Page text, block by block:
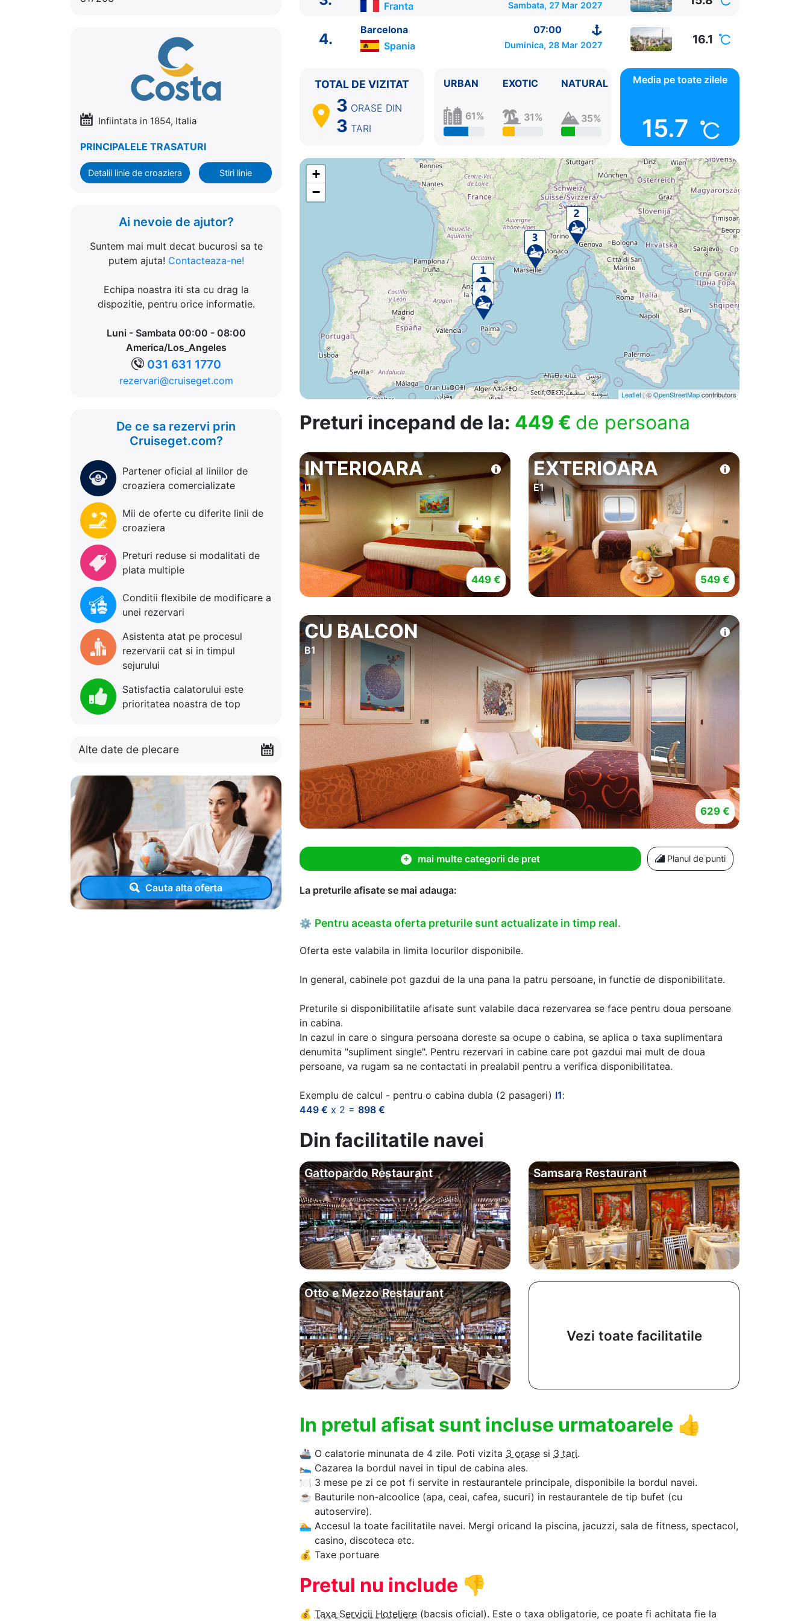
Infiintata in 1854, Italia
PRINCIPALELE TRASATURI
Detalii linie de croaziera Stiri linie
Ai nevoie de ajutor?
Suntem mai mult decat bucurosi sa te
putem ajuta! Contacteaza-ne!
Echipa noastra iti sta cu drag la
dispozitie, pentru orice informatie.
Luni - Sambata 00:00 - 08:00
America/Los_Angeles
031 631 1770
rezervari@cruiseget.com
De ce sa rezervi prin
Cruiseget.com?
Partener oficial al liniilor de
croaziera comercializate
Mii de oferte cu diferite linii de
croaziera
Preturi reduse si modalitati de
plata multiple
Conditii flexibile de modificare a
unei rezervari
Asistenta atat pe procesul
rezervarii cat si in timpul
sejurului
Satisfactia calatorului este
prioritatea noastra de top
Alte date de plecare
Cauta alta oferta
ITINERARIU
Ziua | Portul | Sosire - Plecare
----------------------------------------
2. Genova Italia 09:00 - 18:00
3.
Franta 08:00 - 17:00
4.
Spania 07:00 - ⚓
Franta
Sambata, 27 Mar 2027
4.
Barcelona
07:00
Spania
Duminica, 28 Mar 2027 16.1
TOTAL DE VIZITAT
3 ORASE DIN
3 TARI
URBAN
61%
EXOTIC
31%
NATURAL
35%
Media pe toate zilele
15.7
+
−
Leaflet| ©OpenStreetMapcontributors
Preturi incepand de la: 449 € de persoana
INTERIOARA
I1
449 €
EXTERIOARA
E1
549 €
CU BALCON
B1
629 €
mai multe categorii de pret Planul de punti
La preturile afisate se mai adauga:
⚙ Pentru aceasta oferta preturile sunt actualizate in timp real.
Oferta este valabila in limita locurilor disponibile.
In general, cabinele pot gazdui de la una pana la patru persoane, in functie de disponibilitate.
Preturile si disponibilitatile afisate sunt valabile daca rezervarea se face pentru doua persoane
in cabina.
In cazul in care o singura persoana doreste sa ocupe o cabina, se aplica o taxa suplimentara
denumita "supliment single". Pentru rezervari in cabine care pot gazdui mai mult de doua
persoane, va rugam sa ne contactati in prealabil pentru a verifica disponibilitatea.
Exemplu de calcul - pentru o cabina dubla (2 pasageri) I1:
449 € x 2 = 898 €
Din facilitatile navei
Gattopardo Restaurant Samsara Restaurant
Otto e Mezzo Restaurant
Vezi toate facilitatile
In pretul afisat sunt incluse urmatoarele 👍
🚢 O calatorie minunata de 4 zile. Poti vizita 3 orase si 3 tari.
🛌 Cazarea la bordul navei in tipul de cabina ales.
🍽 3 mese pe zi ce pot fi servite in restaurantele principale, disponibile la bordul navei.
☕ Bauturile non-alcoolice (apa, ceai, cafea, sucuri) in restaurantele de tip bufet (cu
autoservire).
🏊‍ Accesul la toate facilitatile navei. Mergi oricand la piscina, jacuzzi, sala de fitness, spectacol,
casino, discoteca etc.
💰 Taxe portuare
Pretul nu include 👎
💰 Taxa Servicii Hoteliere (bacsis oficial). Este o taxa obligatorie, ce poate fi achitata fie la